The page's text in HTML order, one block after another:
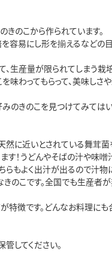
きのこから作られています。
容易にし形を揃えるなどの
生産量が限られてしまう栽
味わってもらって、美味し
のきのこを見つけてみては
然に近いとされている舞茸
す！うどんやそばの汁や味
らもよく出汁が出るので汁物
のこです。全国でも生産
特徴です。どんなお料理に
してください。